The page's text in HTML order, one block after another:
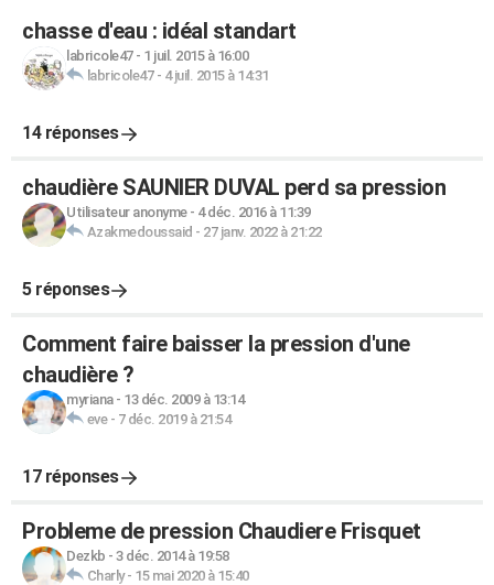
chasse d'eau : idéal standart
labricole47- 1 juil. 2015 à 16:00
labricole47- 4 juil. 2015 à 14:31
14 réponses
chaudière SAUNIER DUVAL perd sa pression
Utilisateur anonyme- 4 déc. 2016 à 11:39
Azakmedoussaid - 27 janv. 2022 à 21:22
5 réponses
Comment faire baisser la pression d'une
chaudière ?
myriana- 13 déc. 2009 à 13:14
eve- 7 déc. 2019 à 21:54
17 réponses
Probleme de pression Chaudiere Frisquet
Dezkb - 3 déc. 2014 à 19:58
Charly- 15 mai 2020 à 15:40